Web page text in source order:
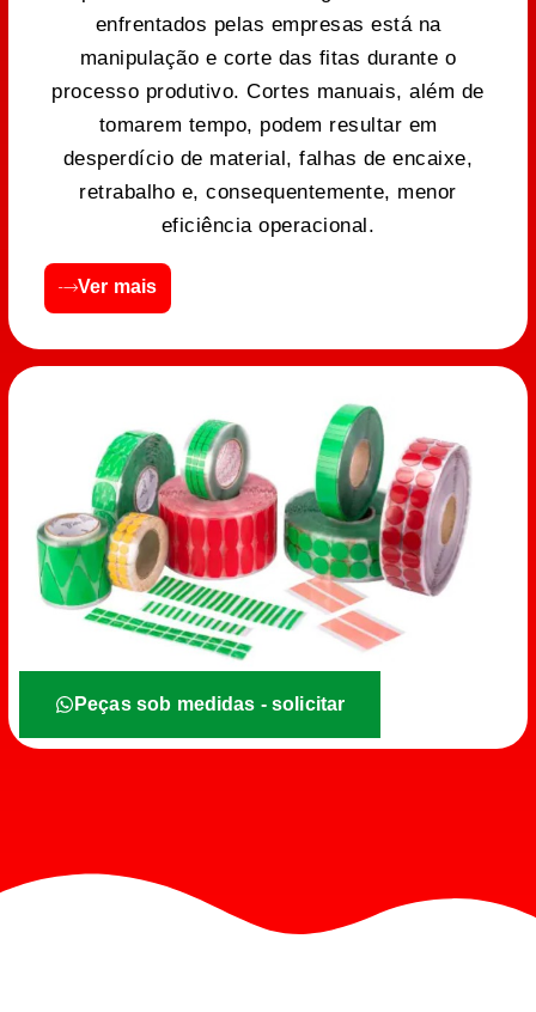
enfrentados pelas empresas está na
manipulação e corte das fitas durante o
processo produtivo. Cortes manuais, além de
tomarem tempo, podem resultar em
desperdício de material, falhas de encaixe,
retrabalho e, consequentemente, menor
eficiência operacional.
Ver mais
Peças sob medidas - solicitar